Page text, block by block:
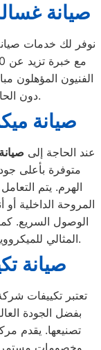
صيانة
نوفر لك خدمات
الفنيون المؤهلون
دون الحاجة إلى سحب الجهاز إلى التوكيل.
صيانة
عند الحاجة إلى
متوفرة بأعلى
الهرم. يتم
المروحة الداخلية
الوصول السريع.
المثالي للميكروويف وإعادته للعمل بكفاءة كما كان من قبل.
صيانة
تعتبر تكييفات
بفضل الجودة
تصنيعها. يقدم
وخصومات